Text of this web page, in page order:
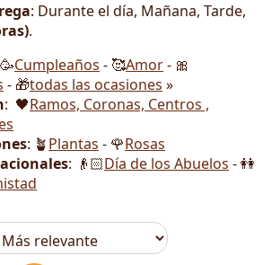
: Durante el día, Mañana, Tarde,
.
Cumpleaños - 🥰Amor- 🎀
- 🎁todas las ocasiones »
: 🖤Ramos, Coronas, Centros ,
: 🪴Plantas - 🌹Rosas
: 👴🏻Día de los Abuelos - 👭